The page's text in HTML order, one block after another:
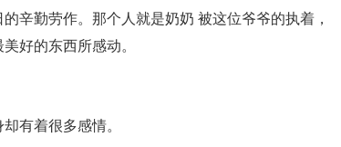
辛勤劳作。那个人就是奶奶 被这位爷爷的执着，
好的东西所感动。
有着很多感情。